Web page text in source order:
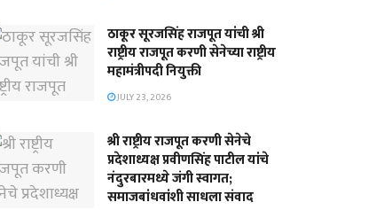
ठाकूर सूरजसिंह राजपूत यांची श्री
राष्ट्रीय राजपूत करणी सेनेच्या राष्ट्रीय
महामंत्रीपदी नियुक्ती
JULY 23, 2026
श्री राष्ट्रीय राजपूत करणी सेनेचे
प्रदेशाध्यक्ष प्रवीणसिंह पाटील यांचे
नंदुरबारमध्ये जंगी स्वागत;
समाजबांधवांशी साधला संवाद